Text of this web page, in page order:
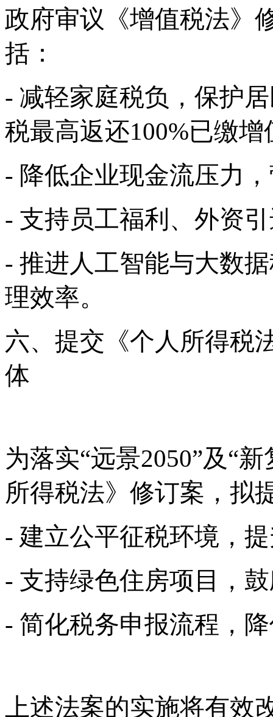
政府审议《增值税法》
括：
- 减轻家庭税负，保护
税最高返还100%已缴增
- 降低企业现金流压力
- 支持员工福利、外资
- 推进人工智能与大数
理效率。
六、提交《个人所得税
体
为落实“远景2050”及“
所得税法》修订案，拟
- 建立公平征税环境，
- 支持绿色住房项目，
- 简化税务申报流程，
上述法案的实施将有效